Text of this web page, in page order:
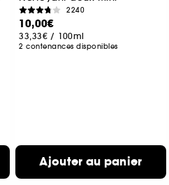
2240
10,00€
33,33€ / 100ml
2 contenances disponibles
Ajouter au panier